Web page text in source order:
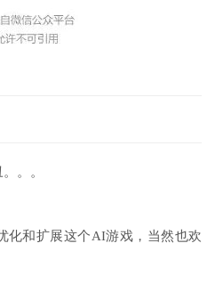
。。
化和扩展这个AI游戏，当然也欢